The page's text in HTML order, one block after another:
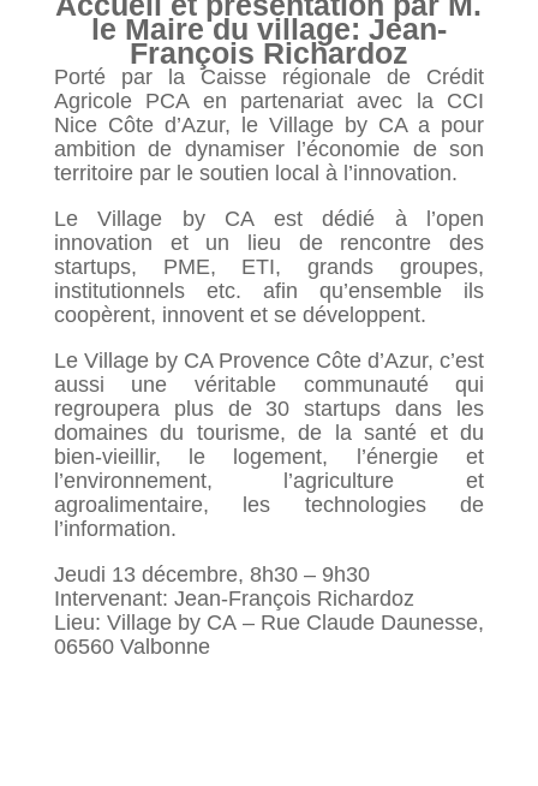
le Maire du village: Jean-
François Richardoz
Porté par la Caisse régionale de Crédit
Agricole PCA en partenariat avec la CCI
Nice Côte d’Azur, le Village by CA a pour
ambition de dynamiser l’économie de son
territoire par le soutien local à l’innovation.
Le Village by CA est dédié à l’open
innovation et un lieu de rencontre des
startups, PME, ETI, grands groupes,
institutionnels etc. afin qu’ensemble ils
coopèrent, innovent et se développent.
Le Village by CA Provence Côte d’Azur, c’est
aussi une véritable communauté qui
regroupera plus de 30 startups dans les
domaines du tourisme, de la santé et du
bien-vieillir, le logement, l’énergie et
l’environnement, l’agriculture et
agroalimentaire, les technologies de
l’information.
Jeudi 13 décembre, 8h30 – 9h30
Intervenant: Jean-François Richardoz
Lieu: Village by CA – Rue Claude Daunesse,
06560 Valbonne